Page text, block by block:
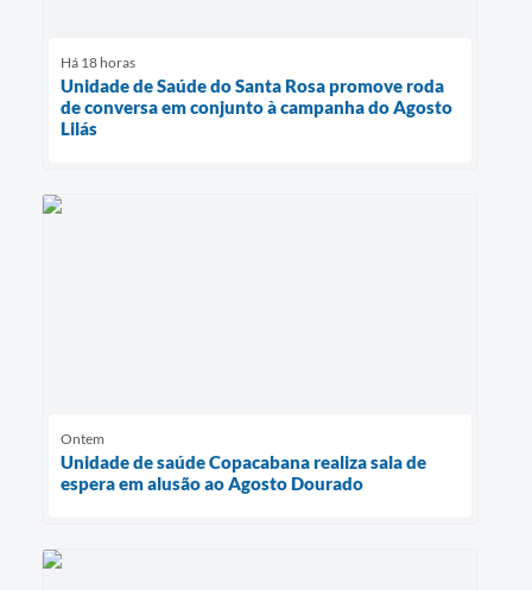
Há 18 horas
Unidade de Saúde do Santa Rosa promove roda
de conversa em conjunto à campanha do Agosto
Lilás
Ontem
Unidade de saúde Copacabana realiza sala de
espera em alusão ao Agosto Dourado